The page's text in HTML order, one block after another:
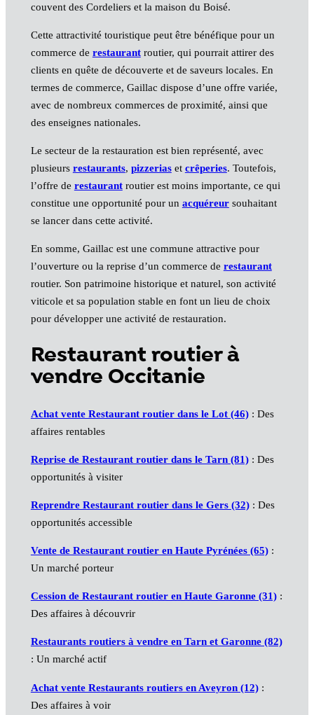
couvent des Cordeliers et la maison du Boisé.
Cette attractivité touristique peut être bénéfique pour un
commerce de restaurantroutier, qui pourrait attirer des
clients en quête de découverte et de saveurs locales. En
termes de commerce, Gaillac dispose d’une offre variée,
avec de nombreux commerces de proximité, ainsi que
des enseignes nationales.
Le secteur de la restauration est bien représenté, avec
plusieurs restaurants, pizzeriaset crêperies. Toutefois,
l’offre de restaurantroutier est moins importante, ce qui
constitue une opportunité pour un acquéreursouhaitant
se lancer dans cette activité.
En somme, Gaillac est une commune attractive pour
l’ouverture ou la reprise d’un commerce de restaurant
routier. Son patrimoine historique et naturel, son activité
viticole et sa population stable en font un lieu de choix
pour développer une activité de restauration.
Restaurant routier à
vendre Occitanie
Achat vente Restaurant routier dans le Lot (46): Des
affaires rentables
Reprise de Restaurant routier dans le Tarn (81): Des
opportunités à visiter
Reprendre Restaurant routier dans le Gers (32): Des
opportunités accessible
Vente de Restaurant routier en Haute Pyrénées (65):
Un marché porteur
Cession de Restaurant routier en Haute Garonne (31):
Des affaires à découvrir
Restaurants routiers à vendre en Tarn et Garonne (82)
: Un marché actif
Achat vente Restaurants routiers en Aveyron (12):
Des affaires à voir